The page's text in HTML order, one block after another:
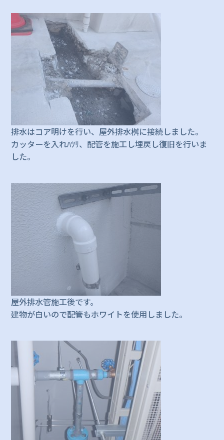
排水はコア明けを行い、屋外排水桝に接続しました。
カッターを入れﾊﾂﾘ、配管を施工し埋戻し復旧を行いま
した。
屋外排水管施工後です。
建物が白いので配管もホワイトを使用しました。